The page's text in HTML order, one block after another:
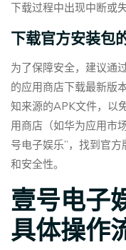
下载过程中出现中断或失
下载官方安装包
为了保障安全，建议通
的应用商店下载最新版
知来源的APK文件，以
用商店（如华为应用市
号电子娱乐”，找到官
和安全性。
壹号电子
具体操作